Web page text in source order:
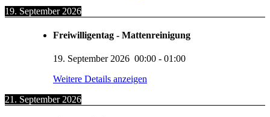
19. September 2026
Freiwilligentag - Mattenreinigung
19. September 2026 00:00 - 01:00
Weitere Details anzeigen
21. September 2026